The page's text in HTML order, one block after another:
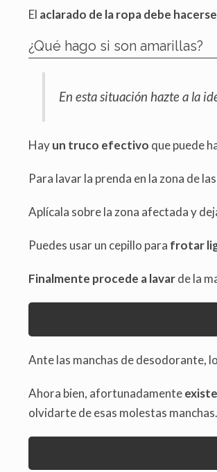
El aclarado de la ropa debe
¿Qué hago si son amarillas?
En esta situación hazte a la
Hayun truco efectivo que puede
Para lavar la prenda en la zona de
Aplícala sobre la zona afectada y
Puedes usar un cepillo para frotar
Finalmente procede a lavarde la
Ante las manchas de desodorante,
Ahora bien, afortunadamente
olvidarte de esas molestas manchas.